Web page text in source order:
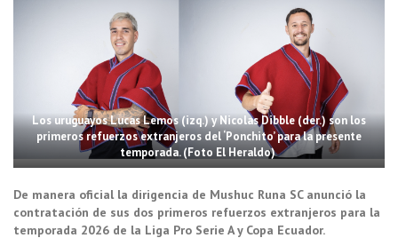
Los uruguayos Lucas Lemos (izq.) y Nicolas Dibble (der.) son los
primeros refuerzos extranjeros del ‘Ponchito’ para la presente
temporada. (Foto El Heraldo)
De manera oficial la dirigencia de Mushuc Runa SC anunció la
contratación de sus dos primeros refuerzos extranjeros para la
temporada 2026 de la Liga Pro Serie A y Copa Ecuador.